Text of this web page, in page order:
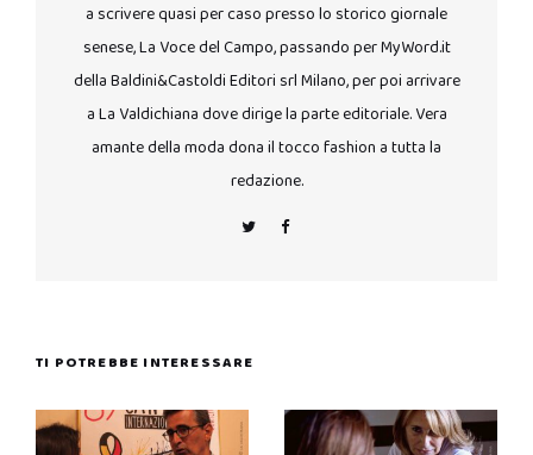
a scrivere quasi per caso presso lo storico giornale
senese, La Voce del Campo, passando per MyWord.it
della Baldini&Castoldi Editori srl Milano, per poi arrivare
a La Valdichiana dove dirige la parte editoriale. Vera
amante della moda dona il tocco fashion a tutta la
redazione.
TI POTREBBE INTERESSARE